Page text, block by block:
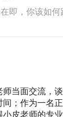
即，你该如何
当面交流，
；作为一名
皮老师的专